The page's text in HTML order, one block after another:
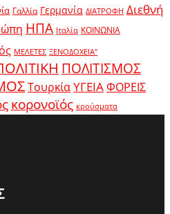
Γαλλία Γερμανία ΔΙΑΤΡΟΦΗ Διεθνή
ΗΠΑ Ιταλία ΚΟΙΝΩΝΙΑ
ΜΕΛΕΤΕΣ ΞΕΝΟΔΟΧΕΙΑ"
ΠΟΛΙΤΙΣΜΟΣ
ΤουρκίαΥΓΕΙΑΦΟΡΕΙΣ
κορονοϊός κρούσματα